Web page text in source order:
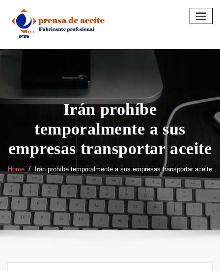
content
Irán prohíbe
temporalmente a sus
empresas transportar aceite
Home Irán prohíbe temporalmente a sus empresas transportar aceite